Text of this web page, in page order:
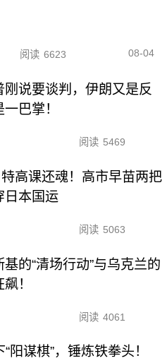
阅读 6623 08-04
刚说要谈判，伊朗又是反
巴掌！
阅读 5469
高课还魂！高市早苗两把
日本国运
阅读 5063
基的“清场行动”与乌克兰的
！
阅读 4061
阳谋棋”，锤炼铁拳头！